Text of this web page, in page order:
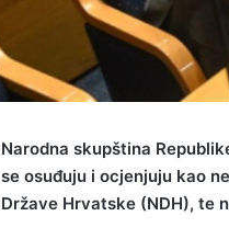
Narodna skupština
se osuđuju i ocjenjuju kao
Države Hrvatske (NDH), te